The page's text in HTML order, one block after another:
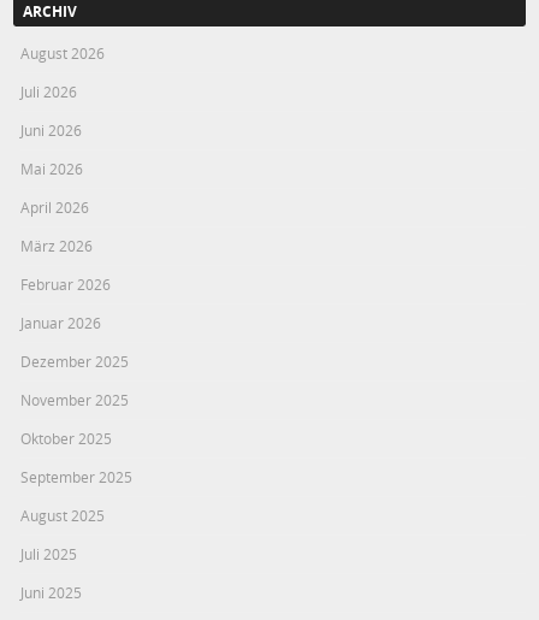
ARCHIV
August 2026
Juli 2026
Juni 2026
Mai 2026
April 2026
März 2026
Februar 2026
Januar 2026
Dezember 2025
November 2025
Oktober 2025
September 2025
August 2025
Juli 2025
Juni 2025